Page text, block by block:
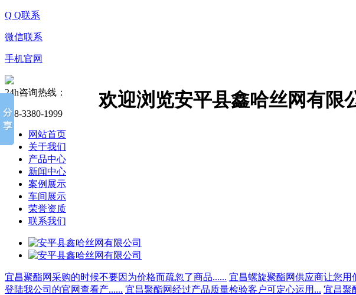
Q Q联系
微信联系
手机官网
欢迎浏览安平县鑫哈丝网有限
24h咨询热线：
138-3380-1999
网站首页
关于我们
产品中心
新闻中心
案例展示
车间展示
荣誉资质
联系我们
宜昌聚酯网采购的时候不要因为价格而疏忽了商品...... 宜昌螺旋聚酯网供应商让您用
登陆我公司的官网查看产...... 宜昌聚酯网经过产品质量检验客户可定心运用... 宜昌聚